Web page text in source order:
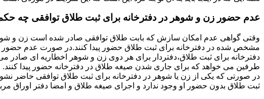
عدم حضور زن و شوهر در دفترخانه برای ثبت طلاق توافقی چه
وقتی گواهی عدم امکان سازش که بابت طلاق توافقی صادر شده است زن و شوهر
مشخص شده در دفترخانه برای ثبت طلاق حضور پیدا کنند.در صورت عدم حضور
دفترخانه برای ثبت طلاق،دفتردار برای هر دوی زن و شوهر اخطاریه ای صادر می
طرفین می خواهد که برای جاری شدن صیغه طلاق در دفترخانه حضور پیدا کنند.
در صورتی که یکی از زن یا شوهر در دفترخانه برای ثبت طلاق توافقی حاضر
ثبت طلاق بدون حضور او وجود ندارد و اجرای صیغه طلاق و امضا دفتر اوراق